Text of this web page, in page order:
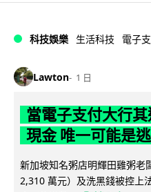
科技娛樂 生活科技 電子
Lawton 1 日
當電子支付大行
現金 唯一可能是
新加坡知名粥店明輝田雞粥老
2,310 萬元）及洗黑錢被控上